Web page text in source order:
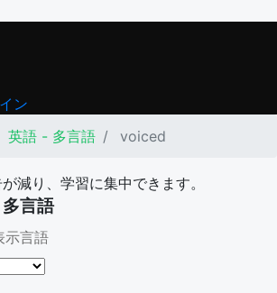
ン
英語 - 多言語 voiced
減り、学習に集中できます。
言語
示言語